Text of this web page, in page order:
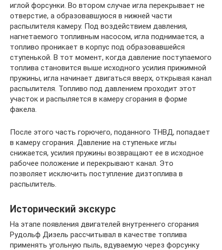
иглой форсунки. Во втором случае игла перекрывает не
отверстие, а образовавшуюся в нижней части
распылителя камеру. Под воздействием давления,
нагнетаемого топливным насосом, игла поднимается, а
топливо проникает в корпус под образовавшейся
ступенькой. В тот момент, когда давление поступаемого
топлива становится выше исходного усилия прижимной
пружины, игла начинает двигаться вверх, открывая канал
распылителя. Топливо под давлением проходит этот
участок и распыляется в камеру сгорания в форме
факела.
После этого часть горючего, поданного ТНВД, попадает
в камеру сгорания. Давление на ступеньке иглы
снижается, усилия пружины возвращают ее в исходное
рабочее положение и перекрывают канал. Это
позволяет исключить поступление дизтоплива в
распылитель.
Исторический экскурс
На этапе появления двигателей внутреннего сгорания
Рудольф Дизель рассчитывал в качестве топлива
применять угольную пыль, вдуваемую через форсунку